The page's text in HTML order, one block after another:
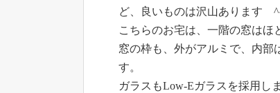
ど、良いものは沢山あります
こちらのお宅は、一階の窓はほ
窓の枠も、外がアルミで、内部
す。
ガラスもLow-Eガラスを採用し